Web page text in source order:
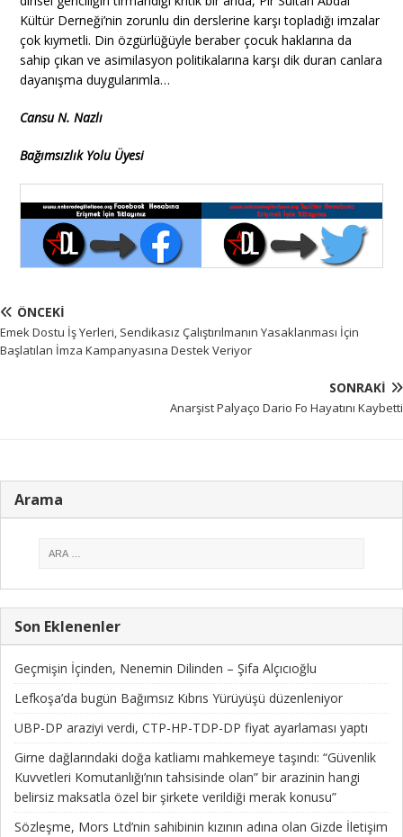
Kültür Derneği’nin zorunlu din derslerine karşı topladığı imzalar
çok kıymetli. Din özgürlüğüyle beraber çocuk haklarına da
sahip çıkan ve asimilasyon politikalarına karşı dik duran canlara
dayanışma duygularımla…
Cansu N. Nazlı
Bağımsızlık Yolu Üyesi
ÖNCEKI
Emek Dostu İş Yerleri, Sendikasız Çalıştırılmanın Yasaklanması İçin
Başlatılan İmza Kampanyasına Destek Veriyor
SONRAKI
Anarşist Palyaço Dario Fo Hayatını Kaybetti
Arama
Son Eklenenler
Geçmişin İçinden, Nenemin Dilinden – Şifa Alçıcıoğlu
Lefkoşa’da bugün Bağımsız Kıbrıs Yürüyüşü düzenleniyor
UBP-DP araziyi verdi, CTP-HP-TDP-DP fiyat ayarlaması yaptı
Girne dağlarındaki doğa katliamı mahkemeye taşındı: “Güvenlik
Kuvvetleri Komutanlığı’nın tahsisinde olan” bir arazinin hangi
belirsiz maksatla özel bir şirkete verildiği merak konusu”
Sözleşme, Mors Ltd’nin sahibinin kızının adına olan Gizde İletişim